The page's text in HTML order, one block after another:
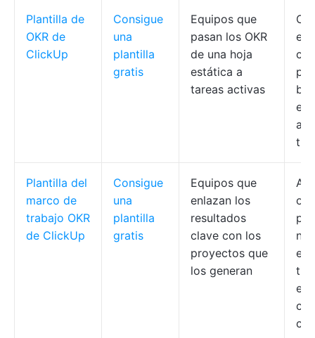
Plantilla de
OKR de
ClickUp
Consigue
una
plantilla
gratis
Equipos que
pasan los OKR
de una hoja
estática a
tareas activas
Plantilla del
marco de
trabajo OKR
de ClickUp
Consigue
una
plantilla
gratis
Equipos que
enlazan los
resultados
clave con los
proyectos que
los generan